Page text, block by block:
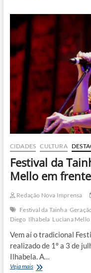
a
estrela
da
da
Consciência
Negra
em
Sebastião
CIDADES CULTURA
Festival da
Mello em
Redação Nova Imprensa
Festival da Tainha
Diego Ilhabela Luciana Mello
Vem aí o tradicional
realizado de 1º a 3 de
Ilhabela. A…
Veja maisFestival